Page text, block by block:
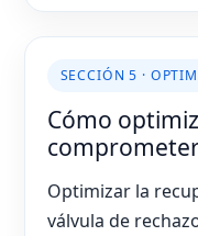
SECCIÓN 5 ·
Cómo
Optimizar la
válvula de